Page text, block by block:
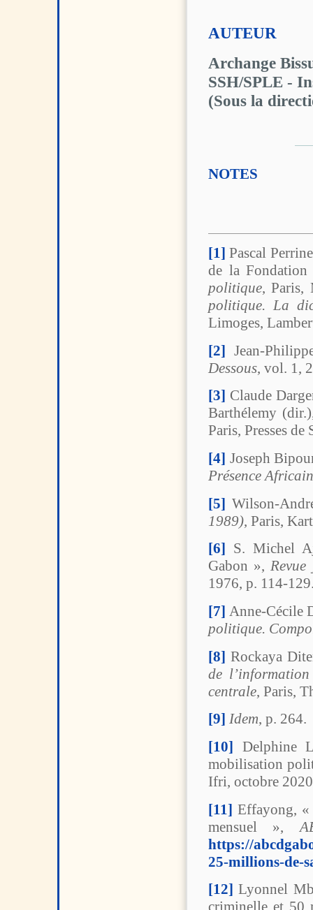
AUTEUR
Archange
SSH/SPLE -
(Sous la
NOTES
[1] Pascal
de la
politique, Paris,
politique. La
Limoges,
[2] Jean-
Dessous, vol. 1,
[3] Claude
Barthélemy
Paris, Presses
[4] Joseph
Présence
[5] Wilson-
1989), Paris,
[6] S. Michel
Gabon »,
1976, p. 114-
[7] Anne-Cécile
politique.
[8] Rockaya
de
centrale, Paris,
[9] Idem, p. 264.
[10] Delphine
mobilisation
Ifri, octobre
[11] Effayong,
mensuel »,
https://
25-millions-de-
[12] Lyonnel